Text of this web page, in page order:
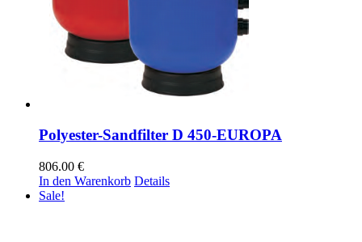
Polyester-Sandfilter D 450-EUROPA
806.00 €
In den Warenkorb Details
Sale!